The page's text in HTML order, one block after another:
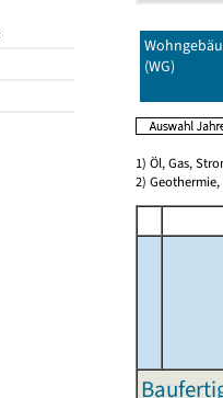
(WG)
1) Öl, Gas,
2)